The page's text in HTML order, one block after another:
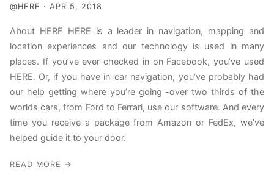
@HERE · APR 5, 2018
About HERE HERE is a leader in navigation, mapping and
location experiences and our technology is used in many
places. If you’ve ever checked in on Facebook, you’ve used
HERE. Or, if you have in-car navigation, you’ve probably had
our help getting where you’re going -over two thirds of the
worlds cars, from Ford to Ferrari, use our software. And every
time you receive a package from Amazon or FedEx, we’ve
helped guide it to your door.
READ MORE →